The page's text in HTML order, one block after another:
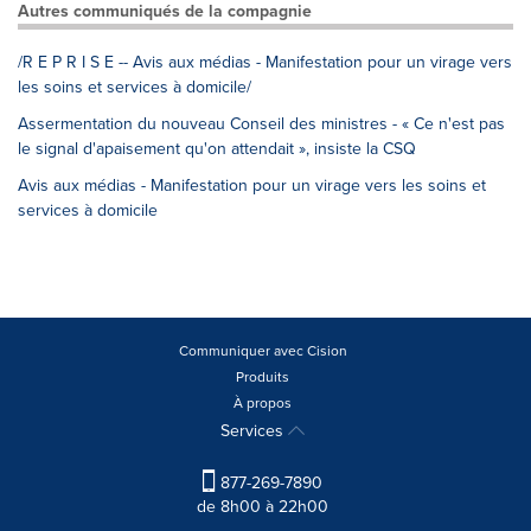
Autres communiqués de la compagnie
/R E P R I S E -- Avis aux médias - Manifestation pour un virage vers
les soins et services à domicile/
Assermentation du nouveau Conseil des ministres - « Ce n'est pas
le signal d'apaisement qu'on attendait », insiste la CSQ
Avis aux médias - Manifestation pour un virage vers les soins et
services à domicile
Communiquer avec Cision
Produits
À propos
Services
877-269-7890
de 8h00 à 22h00